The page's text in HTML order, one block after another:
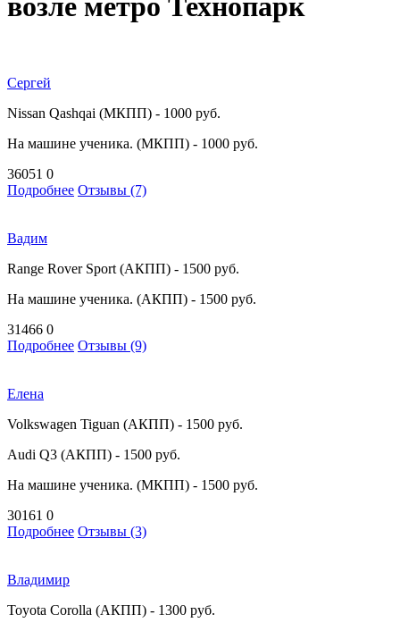
возле метро Технопарк
Сергей
Nissan Qashqai (МКПП) - 1000 руб.
На машине ученика. (МКПП) - 1000 руб.
36051 0
Подробнее Отзывы (7)
Вадим
Range Rover Sport (АКПП) - 1500 руб.
На машине ученика. (АКПП) - 1500 руб.
31466 0
Подробнее Отзывы (9)
Елена
Volkswagen Tiguan (АКПП) - 1500 руб.
Audi Q3 (АКПП) - 1500 руб.
На машине ученика. (МКПП) - 1500 руб.
30161 0
Подробнее Отзывы (3)
Владимир
Toyota Corolla (АКПП) - 1300 руб.